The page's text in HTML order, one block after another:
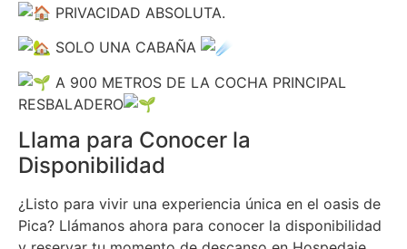
PRIVACIDAD ABSOLUTA.
SOLO UNA CABAÑA
A 900 METROS DE LA COCHA PRINCIPAL
RESBALADERO
Llama para Conocer la
Disponibilidad
¿Listo para vivir una experiencia única en el oasis de
Pica? Llámanos ahora para conocer la disponibilidad